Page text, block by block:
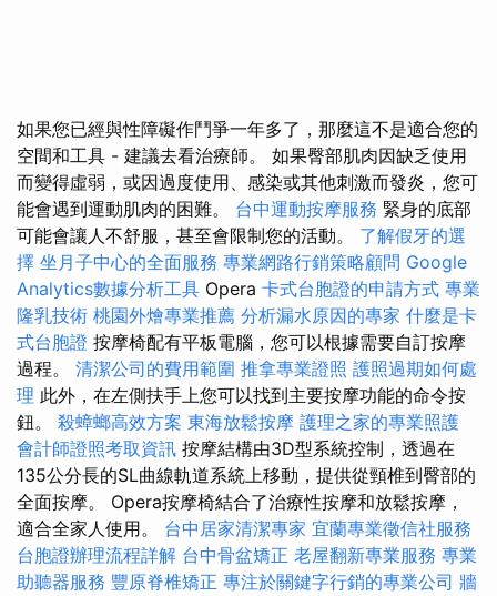
如果您已經與性障礙作鬥爭一年多了，那麼這不是適合您的
空間和工具 - 建議去看治療師。 如果臀部肌肉因缺乏使用
而變得虛弱，或因過度使用、感染或其他刺激而發炎，您可
能會遇到運動肌肉的困難。 台中運動按摩服務 緊身的底部
可能會讓人不舒服，甚至會限制您的活動。 了解假牙的選
擇 坐月子中心的全面服務 專業網路行銷策略顧問 Google
Analytics數據分析工具 Opera 卡式台胞證的申請方式 專業
隆乳技術 桃園外燴專業推薦 分析漏水原因的專家 什麼是卡
式台胞證 按摩椅配有平板電腦，您可以根據需要自訂按摩
過程。 清潔公司的費用範圍 推拿專業證照 護照過期如何處
理 此外，在左側扶手上您可以找到主要按摩功能的命令按
鈕。 殺蟑螂高效方案 東海放鬆按摩 護理之家的專業照護
會計師證照考取資訊 按摩結構由3D型系統控制，透過在
135公分長的SL曲線軌道系統上移動，提供從頸椎到臀部的
全面按摩。 Opera按摩椅結合了治療性按摩和放鬆按摩，
適合全家人使用。 台中居家清潔專家 宜蘭專業徵信社服務
台胞證辦理流程詳解 台中骨盆矯正 老屋翻新專業服務 專業
助聽器服務 豐原脊椎矯正 專注於關鍵字行銷的專業公司 牆